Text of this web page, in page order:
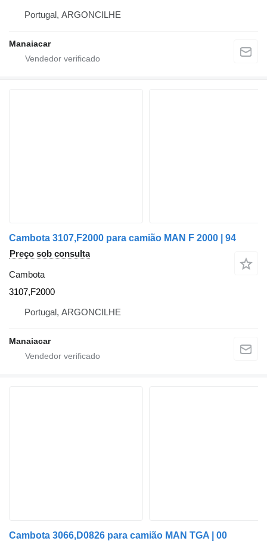
Portugal, ARGONCILHE
Manaiacar
Cambota 3107,F2000 para camião MAN F 2000 | 94
Preço sob consulta
Cambota
3107,F2000
Portugal, ARGONCILHE
Manaiacar
Cambota 3066,D0826 para camião MAN TGA | 00